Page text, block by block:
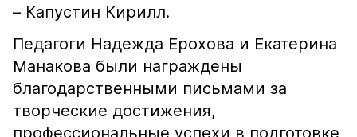
– Капустин Кирилл.
Педагоги Надежда Ерохова и Екатерина
Манакова были награждены
благодарственными письмами за
творческие достижения,
профессиональные успехи в подготовке